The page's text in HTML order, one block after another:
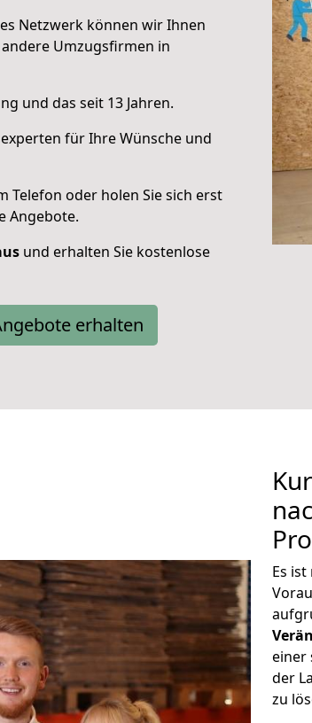
Netzwerk können wir Ihnen
Umzugsfirmen in
und das seit 13 Jahren.
für Ihre Wünsche und
Telefon oder holen Sie sich erst
Angebote.
und erhalten Sie kostenlose
erhalten
Es
einer
der
zu